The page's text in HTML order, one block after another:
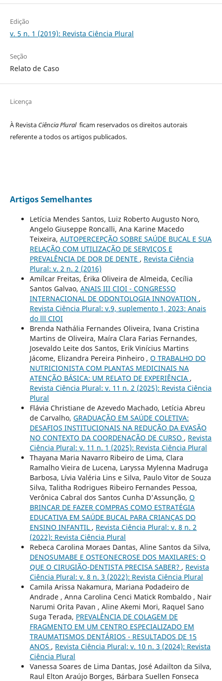
Edição
v. 5 n. 1 (2019): Revista Ciência Plural
Seção
Relato de Caso
Licença
À Revista Ciência Plural ficam reservados os direitos autorais
referente a todos os artigos publicados.
Artigos Semelhantes
Letícia Mendes Santos, Luiz Roberto Augusto Noro,
Angelo Giuseppe Roncalli, Ana Karine Macedo
Teixeira, AUTOPERCEPÇÃO SOBRE SAÚDE BUCAL E SUA
RELAÇÃO COM UTILIZAÇÃO DE SERVIÇOS E
PREVALÊNCIA DE DOR DE DENTE , Revista Ciência
Plural: v. 2 n. 2 (2016)
Amílcar Freitas, Érika Oliveira de Almeida, Cecília
Santos Galvao, ANAIS III CIOI - CONGRESSO
INTERNACIONAL DE ODONTOLOGIA INNOVATION ,
Revista Ciência Plural: v.9, suplemento 1, 2023: Anais
do lll CIOI
Brenda Nathália Fernandes Oliveira, Ivana Cristina
Martins de Oliveira, Maíra Clara Farias Fernandes,
Josevaldo Leite dos Santos, Erik Vinícius Martins
Jácome, Elizandra Pereira Pinheiro , O TRABALHO DO
NUTRICIONISTA COM PLANTAS MEDICINAIS NA
ATENÇÃO BÁSICA: UM RELATO DE EXPERIÊNCIA ,
Revista Ciência Plural: v. 11 n. 2 (2025): Revista Ciência
Plural
Flávia Christiane de Azevedo Machado, Letícia Abreu
de Carvalho, GRADUAÇÃO EM SAÚDE COLETIVA:
DESAFIOS INSTITUCIONAIS NA REDUÇÃO DA EVASÃO
NO CONTEXTO DA COORDENAÇÃO DE CURSO , Revista
Ciência Plural: v. 11 n. 1 (2025): Revista Ciência Plural
Thayana Maria Navarro Ribeiro de Lima, Clara
Ramalho Vieira de Lucena, Laryssa Mylenna Madruga
Barbosa, Lívia Valéria Lins e Silva, Paulo Vitor de Souza
Silva, Talitha Rodrigues Ribeiro Fernandes Pessoa,
Verônica Cabral dos Santos Cunha D'Assunção, O
BRINCAR DE FAZER COMPRAS COMO ESTRATÉGIA
EDUCATIVA EM SAÚDE BUCAL PARA CRIANÇAS DO
ENSINO INFANTIL , Revista Ciência Plural: v. 8 n. 2
(2022): Revista Ciência Plural
Rebeca Carolina Moraes Dantas, Aline Santos da Silva,
DENOSUMABE E OSTEONECROSE DOS MAXILARES: O
QUE O CIRUGIÃO-DENTISTA PRECISA SABER? , Revista
Ciência Plural: v. 8 n. 3 (2022): Revista Ciência Plural
Camila Arissa Nakamura, Mariana Podadeiro de
Andrade , Anna Carolina Cenci Matick Rombaldo , Nair
Narumi Orita Pavan , Aline Akemi Mori, Raquel Sano
Suga Terada, PREVALÊNCIA DE COLAGEM DE
FRAGMENTO EM UM CENTRO ESPECIALIZADO EM
TRAUMATISMOS DENTÁRIOS - RESULTADOS DE 15
ANOS , Revista Ciência Plural: v. 10 n. 3 (2024): Revista
Ciência Plural
Vanessa Soares de Lima Dantas, José Adailton da Silva,
Raul Elton Araújo Borges, Bárbara Suellen Fonseca